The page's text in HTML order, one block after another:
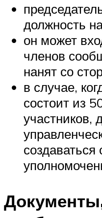
должность
он может
членов
нанят со
в случае,
состоит из
участников,
создаваться